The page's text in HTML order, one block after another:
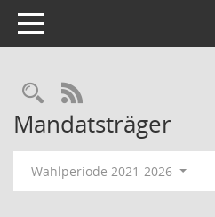
Toggle navigation
Rechercheauswahl
RSS-Feed
Mandatsträger
Wahlperiode 2021-2026